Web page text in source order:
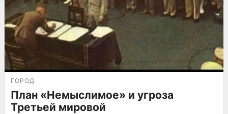
ГОРОД
План «Немыслимое» и угроза
Третьей мировой